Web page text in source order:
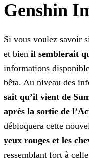
Genshin
Si vous voulez savoir
et bien il semblerait
informations
bêta. Au niveau des
sait qu’il vient de
après la sortie de
débloquera cette
yeux rouges et les
ressemblant fort à